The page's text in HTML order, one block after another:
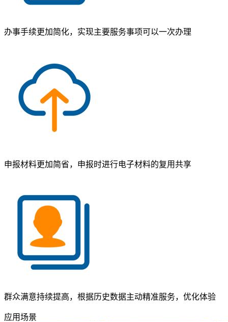
办事手续更加简化，实现主要服务事项可以一次办理
申报材料更加简省，申报时进行电子材料的复用共享
群众满意持续提高，根据历史数据主动精准服务，优化体验
应用场景